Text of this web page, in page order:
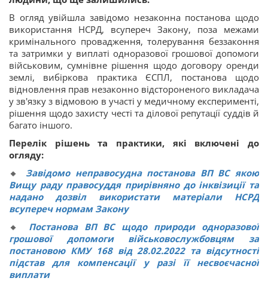
В огляд увійшла завідомо незаконна постанова щодо
використання НСРД, всупереч Закону, поза межами
кримінального провадження, толерування беззаконня
та затримки у виплаті одноразової грошової допомоги
військовим, сумнівне рішення щодо договору оренди
землі, вибіркова практика ЄСПЛ, постанова щодо
відновлення прав незаконно відстороненого викладача
у зв'язку з відмовою в участі у медичному експерименті,
рішення щодо захисту честі та ділової репутації суддів й
багато іншого.
Перелік рішень та практики, які включені до
огляду:
🔸 Завідомо неправосудна постанова ВП ВС якою
Вищу раду правосуддя прирівняно до інквізиції та
надано дозвіл використати матеріали НСРД
всупереч нормам Закону
🔸 Постанова ВП ВС щодо природи одноразової
грошової допомоги військовослужбовцям за
постановою КМУ 168 від 28.02.2022 та відсутності
підстав для компенсації у разі її несвоєчасної
виплати